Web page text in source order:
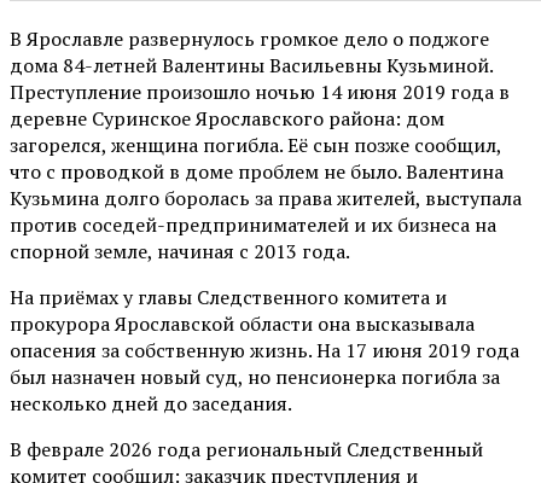
В Ярославле развернулось громкое дело о поджоге
дома 84-летней Валентины Васильевны Кузьминой.
Преступление произошло ночью 14 июня 2019 года в
деревне Суринское Ярославского района: дом
загорелся, женщина погибла. Её сын позже сообщил,
что с проводкой в доме проблем не было. Валентина
Кузьмина долго боролась за права жителей, выступала
против соседей-предпринимателей и их бизнеса на
спорной земле, начиная с 2013 года.
На приёмах у главы Следственного комитета и
прокурора Ярославской области она высказывала
опасения за собственную жизнь. На 17 июня 2019 года
был назначен новый суд, но пенсионерка погибла за
несколько дней до заседания.
В феврале 2026 года региональный Следственный
комитет сообщил: заказчик преступления и